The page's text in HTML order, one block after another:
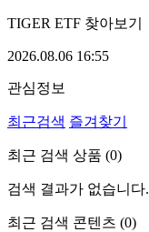
TIGER ETF 찾아보기
2026.08.06 16:55
관심정보
최근검색 즐겨찾기
최근 검색 상품 (0)
검색 결과가 없습니다.
최근 검색 콘텐츠 (0)